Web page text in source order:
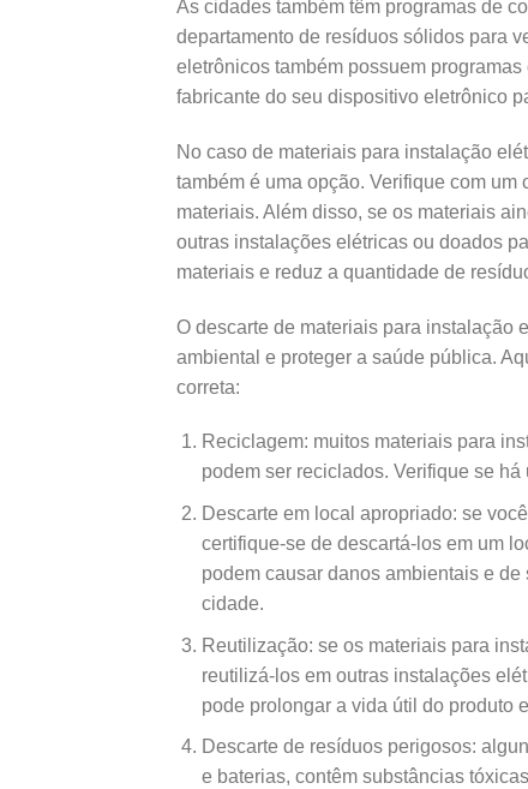
As cidades também têm programas de
departamento de resíduos sólidos para
eletrônicos também possuem
fabricante do seu dispositivo eletrônico
No caso de materiais para instalação
também é uma opção. Verifique com
materiais. Além disso, se os materiais
outras instalações elétricas ou doados
materiais e reduz a quantidade de
O descarte de materiais para instalação
ambiental e proteger a saúde pública.
correta:
Reciclagem: muitos materiais para
podem ser reciclados. Verifique se
Descarte em local apropriado: se
certifique-se de descartá-los em um
podem causar danos ambientais e
cidade.
Reutilização: se os materiais para
reutilizá-los em outras instalações
pode prolongar a vida útil do produto
Descarte de resíduos perigosos:
e baterias, contêm substâncias